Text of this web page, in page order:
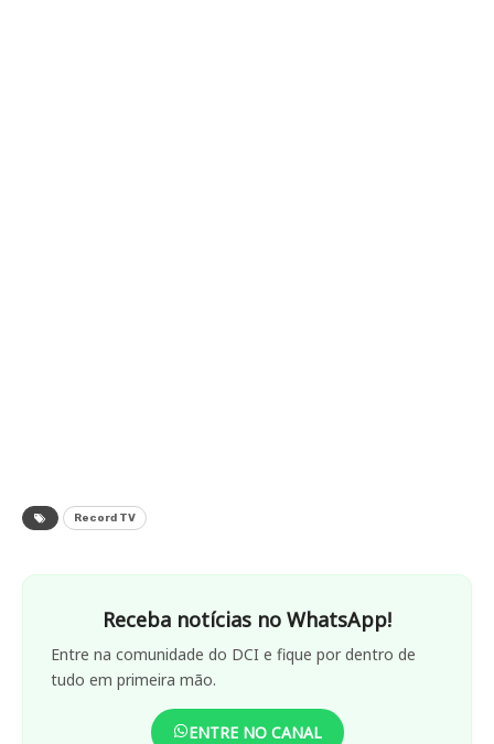
Record TV
Receba notícias no WhatsApp!
Entre na comunidade do DCI e fique por dentro de
tudo em primeira mão.
ENTRE NO CANAL